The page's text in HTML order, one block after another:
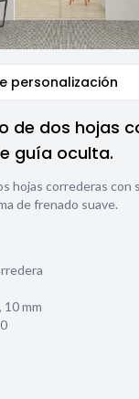
personalización
de dos hojas
guía oculta.
hojas correderas con
de frenado suave.
, 10 mm